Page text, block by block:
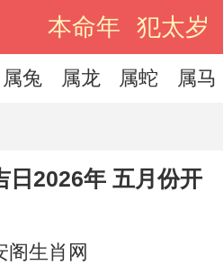
本命年 犯太岁
属兔 属龙 属蛇 属马
日2026年 五月份开
阁生肖网